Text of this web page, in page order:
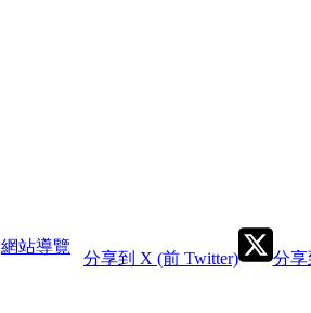
網站導覽
分享到 X (前 Twitter) 分享